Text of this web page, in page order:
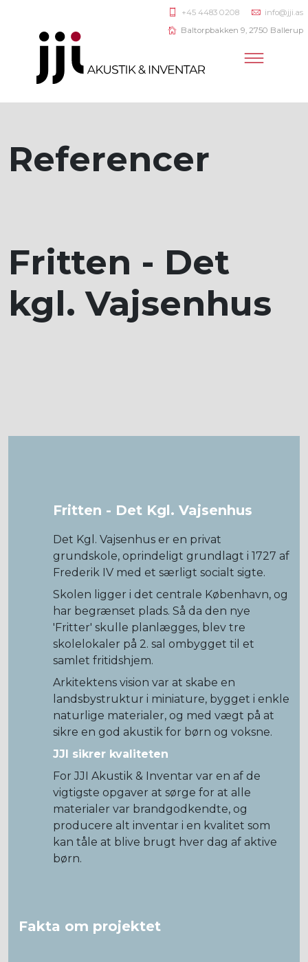
+45 4483 0208
info@jji.as
Baltorpbakken 9, 2750 Ballerup
Referencer
Fritten - Det
kgl. Vajsenhus
Fritten - Det Kgl. Vajsenhus
Det Kgl. Vajsenhus er en privat
grundskole, oprindeligt grundlagt i 1727 af
Frederik IV med et særligt socialt sigte.
Skolen ligger i det centrale København, og
har begrænset plads. Så da den nye
'Fritter' skulle planlægges, blev tre
skolelokaler på 2. sal ombygget til et
samlet fritidshjem.
Arkitektens vision var at skabe en
landsbystruktur i miniature, bygget i enkle
naturlige materialer, og med vægt på at
sikre en god akustik for børn og voksne.
JJI sikrer kvaliteten
For JJI Akustik & Inventar var en af de
vigtigste opgaver at sørge for at alle
materialer var brandgodkendte, og
producere alt inventar i en kvalitet som
kan tåle at blive brugt hver dag af aktive
børn.
Fakta om projektet